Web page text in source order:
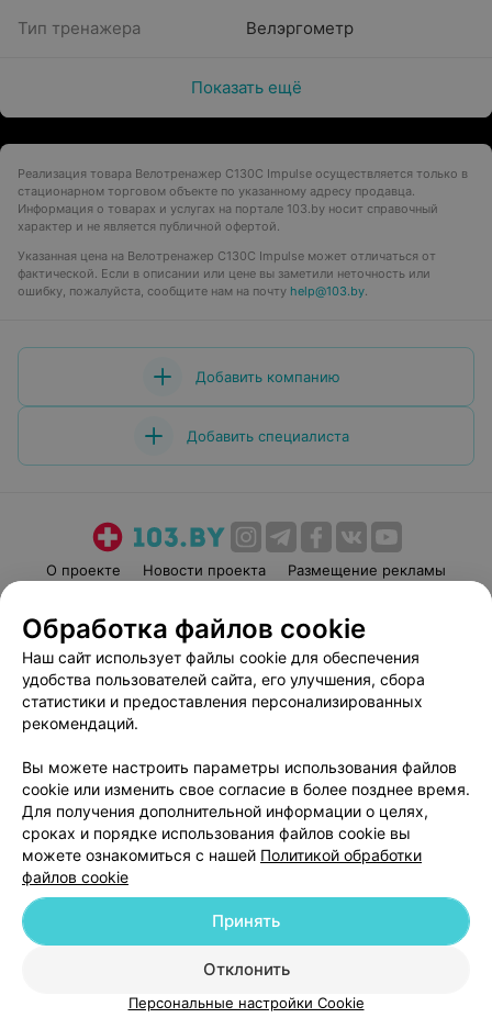
Тип тренажера
Велэргометр
Показать ещё
Реализация товара Велотренажер C130C Impulse осуществляется только в
стационарном торговом объекте по указанному адресу продавца.
Информация о товарах и услугах на портале 103.by носит справочный
характер и не является публичной офертой.
Указанная цена на Велотренажер C130C Impulse может отличаться от
фактической. Если в описании или цене вы заметили неточность или
ошибку, пожалуйста, сообщите нам на почту help@103.by.
Добавить компанию
Добавить специалиста
О проекте Новости проекта
Размещение рекламы
Пользовательское соглашение
Способы оплаты
Вакансии
Партнеры
Написать руководителю 103.by
Обработка персональных данных
© 2026 ООО «Артокс Лаб», УНП 191700409
| 220012, Республика Беларусь,
г. Минск, улица Толбухина, 2, пом. 16 | help@103.by
Служба поддержки +375 291212755
Обработка файлов cookie
Наш сайт использует файлы cookie для обеспечения
удобства пользователей сайта, его улучшения, сбора
статистики и предоставления персонализированных
рекомендаций.
Вы можете настроить параметры использования файлов
cookie или изменить свое согласие в более позднее время.
Для получения дополнительной информации о целях,
сроках и порядке использования файлов cookie вы
можете ознакомиться с нашей Политикой обработки
файлов cookie
Отклонить
Принять
Персональные настройки Cookie